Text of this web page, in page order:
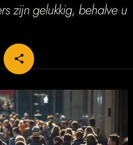
zijn gelukkig, behalve u
share
email